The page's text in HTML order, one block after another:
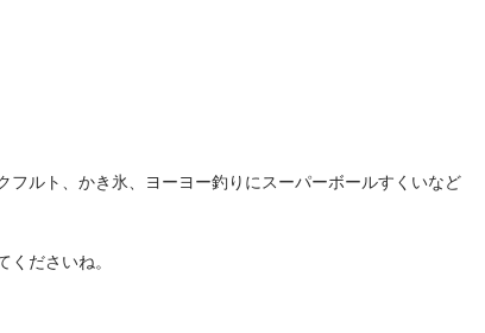
フルト、かき氷、ヨーヨー釣りにスーパーボールすくいなど
ださいね。